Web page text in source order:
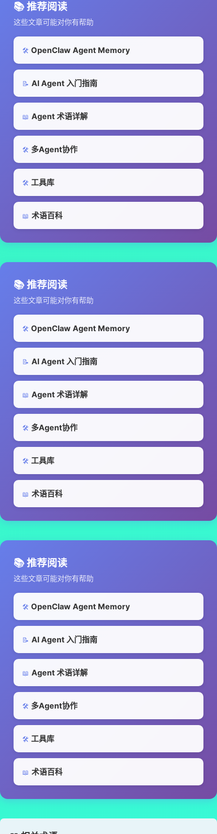
📚 推荐阅读
这些文章可能对你有帮助
🛠️ OpenClaw Agent Memory
📝 AI Agent 入门指南
📖 Agent 术语详解
🛠️ 多Agent协作
🛠️ 工具库
📖 术语百科
📚 推荐阅读
这些文章可能对你有帮助
🛠️ OpenClaw Agent Memory
📝 AI Agent 入门指南
📖 Agent 术语详解
🛠️ 多Agent协作
🛠️ 工具库
📖 术语百科
📚 推荐阅读
这些文章可能对你有帮助
🛠️ OpenClaw Agent Memory
📝 AI Agent 入门指南
📖 Agent 术语详解
🛠️ 多Agent协作
🛠️ 工具库
📖 术语百科